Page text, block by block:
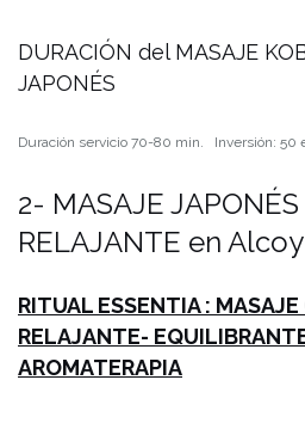
DURACIÓN del MASAJE
JAPONÉS
Duración servicio 70-80 min. Inversión: 50
2- MASAJE
RELAJANTE en Alcoy
RITUAL ESSENTIA : MASAJE
RELAJANTE-
AROMATERAPIA